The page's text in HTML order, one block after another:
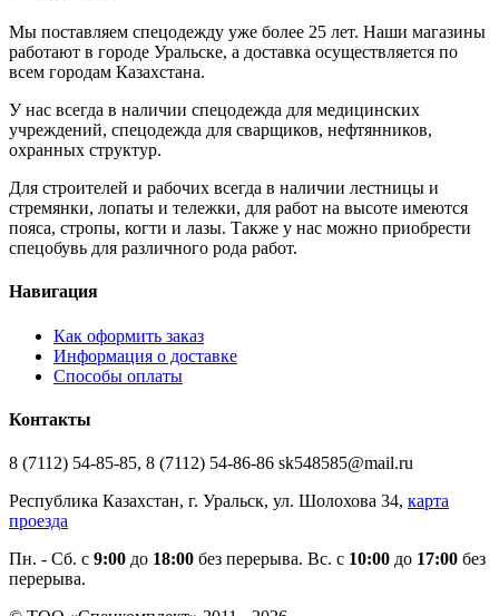
Мы поставляем спецодежду уже более 25 лет. Наши магазины
работают в городе Уральске, а доставка осуществляется по
всем городам Казахстана.
У нас всегда в наличии спецодежда для медицинских
учреждений, спецодежда для сварщиков, нефтянников,
охранных структур.
Для строителей и рабочих всегда в наличии лестницы и
стремянки, лопаты и тележки, для работ на высоте имеются
пояса, стропы, когти и лазы. Также у нас можно приобрести
спецобувь для различного рода работ.
Навигация
Как оформить заказ
Информация о доставке
Способы оплаты
Контакты
8 (7112) 54-85-85, 8 (7112) 54-86-86 sk548585@mail.ru
Республика Казахстан, г. Уральск, ул. Шолохова 34, карта
проезда
Пн. - Cб. с 9:00 до 18:00 без перерыва. Вс. с 10:00 до 17:00 без
перерыва.